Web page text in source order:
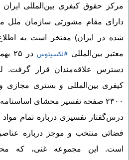
مرکز حقوق کیفری بین‌المللی
دارای مقام مشورتی سازمان ملل
شده در ایران) مفتخر است به
معتبر بین‌المللی#لکسیتوس
دسترس علاقه‌مندان قرار گرفت.
کیفری بین‌‌المللی و بستری مجازی
۲۳۰۰ صفحه تفسیر محشای اساسنامه
قضائی منتخب و موجز درباره
است. این مجموعه غنی، که